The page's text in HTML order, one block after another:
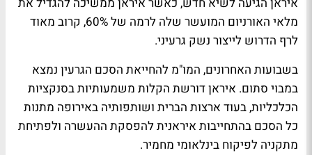
מלאי האורניום המועשר שלה לרמה של 60%, קרוב מאוד
לרף הדרוש לייצור נשק גרעיני.
בשבועות האחרונים, המו"מ להחייאת הסכם הגרעין נמצא
במבוי סתום. איראן דורשת הקלות משמעותיות בסנקציות
הכלכליות, בעוד ארצות הברית ושותפותיה באירופה מתנות
כל הסכם בהתחייבות איראנית להפסקת ההעשרה ולפתיחת
מתקניה לפיקוח בינלאומי מחמיר.